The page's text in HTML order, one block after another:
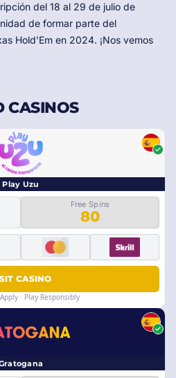
del 18 al 29 de julio de
de formar parte del
Hold'Em en 2024. ¡Nos vemos
CASINOS
Play Uzu
Free Spins
80
CASINO
· Play Responsibly